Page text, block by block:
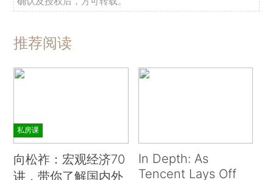
推荐阅读
私房课
向松祚：宏观经济70
讲，带你了解国内外
In Depth: As
Tencent Lays Off